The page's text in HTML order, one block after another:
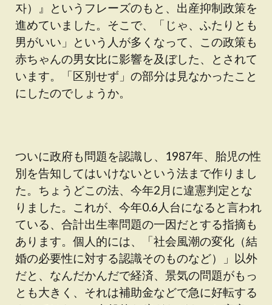
자）』というフレーズのもと、出産抑制政策を
進めていました。そこで、「じゃ、ふたりとも
男がいい」という人が多くなって、この政策も
赤ちゃんの男女比に影響を及ぼした、とされて
います。「区別せず」の部分は見なかったこと
にしたのでしょうか。
ついに政府も問題を認識し、1987年、胎児の性
別を告知してはいけないという法まで作りまし
た。ちょうどこの法、今年2月に違憲判定とな
りました。これが、今年0.6人台になると言われ
ている、合計出生率問題の一因だとする指摘も
あります。個人的には、「社会風潮の変化（結
婚の必要性に対する認識そのものなど）」以外
だと、なんだかんだで経済、景気の問題がもっ
とも大きく、それは補助金などで急に好転する